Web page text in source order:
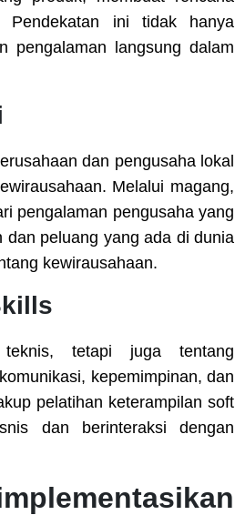
Pendekatan ini tidak hanya
pengalaman langsung dalam
dan pengusaha lokal
Melalui magang,
pengalaman pengusaha yang
peluang yang ada di dunia
kewirausahaan.
teknis, tetapi juga tentang
kepemimpinan, dan
pelatihan keterampilan soft
dan berinteraksi dengan